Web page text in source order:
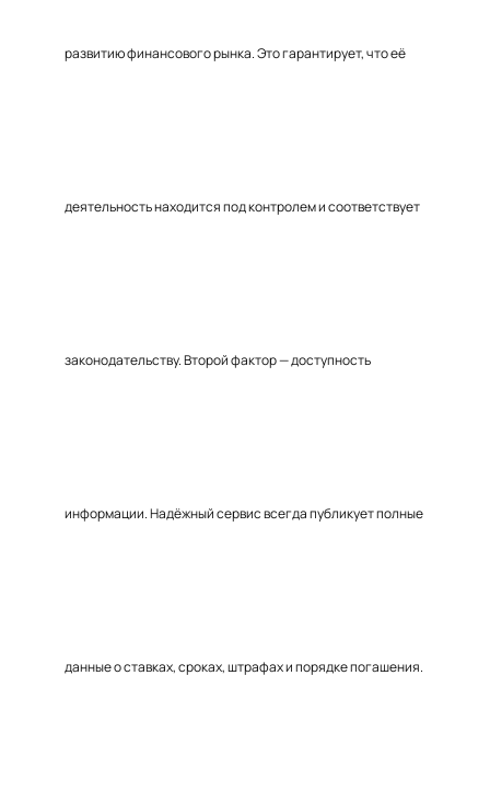
развитию финансового рынка. Это гарантирует, что её
деятельность находится под контролем и соответствует
законодательству. Второй фактор — доступность
информации. Надёжный сервис всегда публикует полные
данные о ставках, сроках, штрафах и порядке погашения.